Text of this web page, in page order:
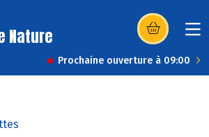
Nature (s’ouvre dans
Prochaine ouverture à 09:00